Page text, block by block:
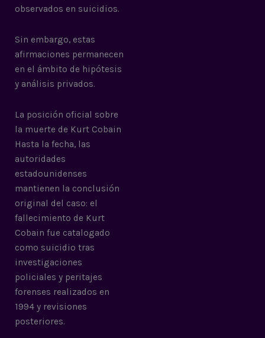
observados en suicidios.
Sin embargo, estas
afirmaciones permanecen
en el ámbito de hipótesis
y análisis privados.
La posición oficial sobre
la muerte de Kurt Cobain
Hasta la fecha, las
autoridades
estadounidenses
mantienen la conclusión
original del caso: el
fallecimiento de Kurt
Cobain fue catalogado
como suicidio tras
investigaciones
policiales y peritajes
forenses realizados en
1994 y revisiones
posteriores.